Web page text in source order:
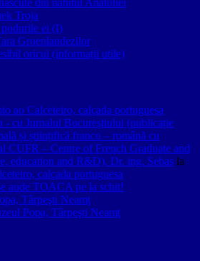
din nahitul Anatoliei
Troja
ei (I)
Groenlandezilor
oricui (informații utile)
ao Calceteiro, calçada portuguesa
- cu Jurnalul Bucureștiului (publicație
și științifică franco – română cu
CUFR – Centre of French Graduate and
education and R&D). Dr. ing. Sebas la
calçada portuguesa
aude TOACA pe la schit!
Târpeşti Neamţ
Popa, Târpeşti Neamţ